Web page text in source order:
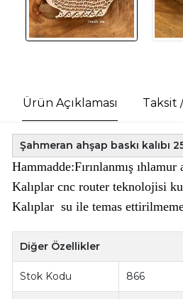
Ürün Açıklaması Taksit
Şahmeran ahşap baskı kalıbı
Hammadde:Fırınlanmış ıhlamur
Kalıplar cnc router teknolojisi
Kalıplar su ile temas
Diğer Özellikler
Stok Kodu 866